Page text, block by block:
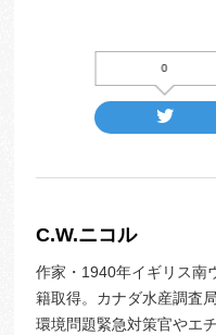
0
C.W.ニコル
作家・1940年イギリス南
籍取得。カナダ水産調査
環境問題緊急対策官やエ